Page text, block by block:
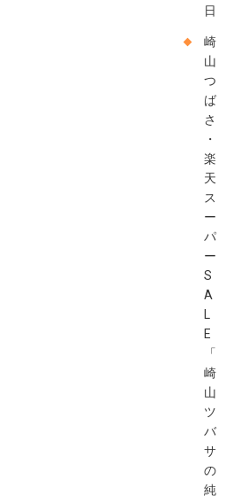
日
崎
山
つ
ば
さ
・
楽
天
ス
ー
パ
ー
S
A
L
E
「
崎
山
ツ
バ
サ
の
純